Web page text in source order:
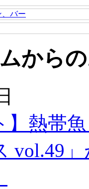
から
】熱帯
vol.49